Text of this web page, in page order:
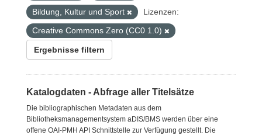
Bildung, Kultur und Sport
Lizenzen:
Creative Commons Zero (CC0 1.0)
Ergebnisse filtern
Katalogdaten - Abfrage aller Titelsätze
Die bibliographischen Metadaten aus dem
Bibliotheksmanagementsystem aDIS/BMS werden über eine
offene OAI-PMH API Schnittstelle zur Verfügung gestellt. Die